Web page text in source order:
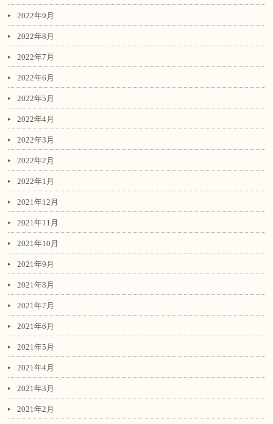
2022年9月
2022年8月
2022年7月
2022年6月
2022年5月
2022年4月
2022年3月
2022年2月
2022年1月
2021年12月
2021年11月
2021年10月
2021年9月
2021年8月
2021年7月
2021年6月
2021年5月
2021年4月
2021年3月
2021年2月